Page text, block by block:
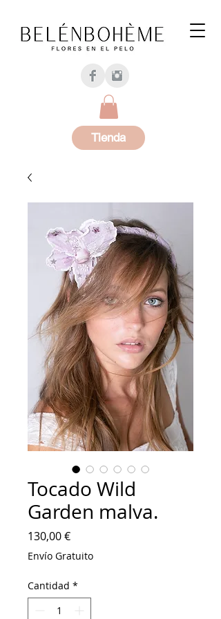
Tienda
Tocado Wild
Garden malva.
130,00 €Precio
Envío Gratuito
Cantidad *